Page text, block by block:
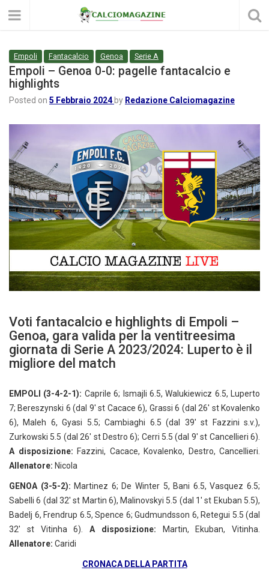
Empoli Fantacalcio Genoa Serie A
Empoli – Genoa 0-0: pagelle fantacalcio e
highlights
Posted on 5 Febbraio 2024 by Redazione Calciomagazine
Voti fantacalcio e highlights di Empoli –
Genoa, gara valida per la ventitreesima
giornata di Serie A 2023/2024: Luperto è il
migliore del match
EMPOLI (3-4-2-1): Caprile 6; Ismajli 6.5, Walukiewicz 6.5, Luperto
7; Bereszynski 6 (dal 9′ st Cacace 6), Grassi 6 (dal 26′ st Kovalenko
6), Maleh 6, Gyasi 5.5; Cambiaghi 6.5 (dal 39′ st Fazzini s.v.),
Zurkowski 5.5 (dal 26′ st Destro 6); Cerri 5.5 (dal 9′ st Cancellieri 6).
A disposizione: Fazzini, Cacace, Kovalenko, Destro, Cancellieri.
Allenatore: Nicola
GENOA (3-5-2): Martinez 6; De Winter 5, Bani 6.5, Vasquez 6.5;
Sabelli 6 (dal 32′ st Martin 6), Malinovskyi 5.5 (dal 1′ st Ekuban 5.5),
Badelj 6, Frendrup 6.5, Spence 6; Gudmundsson 6, Retegui 5.5 (dal
32′ st Vitinha 6). A disposizione: Martin, Ekuban, Vitinha.
Allenatore: Caridi
CRONACA DELLA PARTITA